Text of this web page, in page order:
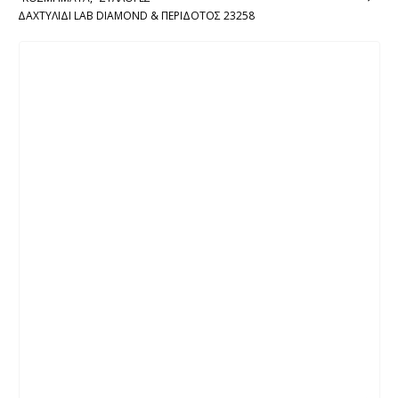
ΔΑΧΤΥΛΊΔΙ LAB DIAMOND & ΠΕΡΊΔΟΤΟΣ 23258